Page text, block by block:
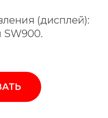
(дисплей):
SW900.